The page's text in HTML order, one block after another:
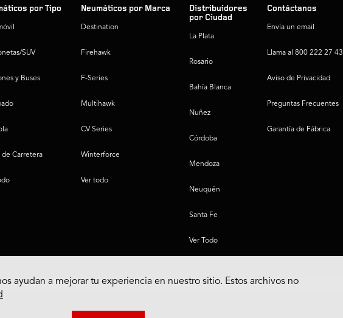
por Tipo
SUV
y Buses
de Carretera
Neumáticos por Marca
Destination
Firehawk
F-Series
Multihawk
CV Series
Winterforce
Ver todo
Distribuidores
por Ciudad
La Plata
Rosario
Bahía Blanca
Nuñez
Córdoba
Mendoza
Neuquén
Santa Fe
Ver Todo
Contáctanos
Envía un email
Llama al 800 222 27 43
Aviso de Privacidad
Preguntas Frecuentes
Garantía de Fábrica
ayudan a mejorar tu experiencia en nuestro sitio. Estos archivos no